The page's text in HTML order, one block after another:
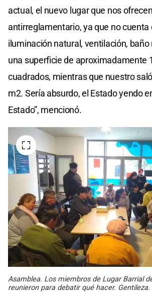
actual, el nuevo lugar que nos
antirreglamentario, ya que no cuenta
iluminación natural, ventilación, baño
una superficie de aproximadamente
cuadrados, mientras que nuestro
m2. Sería absurdo, el Estado yendo
Estado”, mencionó.
Asamblea. Los miembros de Lugar Barrial
reunieron para debatir qué hacer. Gentileza.